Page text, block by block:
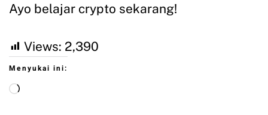
Ayo belajar crypto sekarang!
Views: 2,390
Menyukai ini: